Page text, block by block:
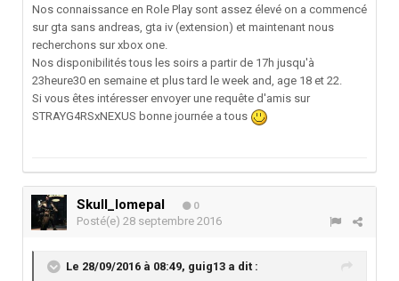
Nos connaissance en Role Play sont assez élevé on a commencé
sur gta sans andreas, gta iv (extension) et maintenant nous
recherchons sur xbox one.
Nos disponibilités tous les soirs a partir de 17h jusqu'à
23heure30 en semaine et plus tard le week and, age 18 et 22.
Si vous êtes intéresser envoyer une requête d'amis sur
STRAYG4RSxNEXUS bonne journée a tous
Skull_lomepal 0
Posté(e) 28 septembre 2016
Le 28/09/2016 à 08:49, guig13 a dit :